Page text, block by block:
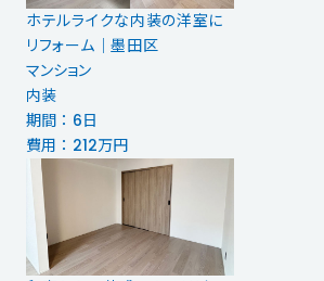
ホテルライクな内装の洋室に
リフォーム｜墨田区
マンション
内装
期間 ： 6日
費用 ： 212万円